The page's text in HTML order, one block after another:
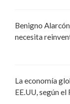
Benigno
necesita
La economía
EE.UU, según el